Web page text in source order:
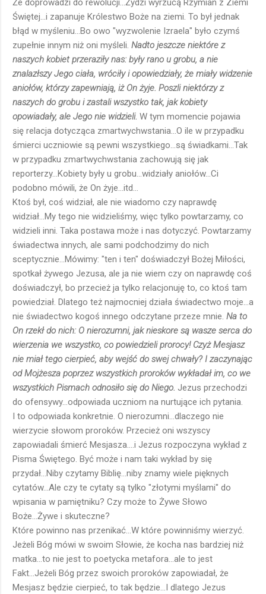
Że doprowadzi do rewolucji...Żydzi wyrzucą Rzymian z Ziemi
Świętej...i zapanuje Królestwo Boże na ziemi. To był jednak
błąd w myśleniu...Bo owo "wyzwolenie Izraela" było czymś
zupełnie innym niż oni myśleli. Nadto jeszcze niektóre z
naszych kobiet przeraziły nas: były rano u grobu, a nie
znalazłszy Jego ciała, wróciły i opowiedziały, że miały widzenie
aniołów, którzy zapewniają, iż On żyje. Poszli niektórzy z
naszych do grobu i zastali wszystko tak, jak kobiety
opowiadały, ale Jego nie widzieli. W tym momencie pojawia
się relacja dotycząca zmartwychwstania...O ile w przypadku
śmierci uczniowie są pewni wszystkiego...są świadkami...Tak
w przypadku zmartwychwstania zachowują się jak
reporterzy...Kobiety były u grobu...widziały aniołów...Ci
podobno mówili, że On żyje...itd...
Ktoś był, coś widział, ale nie wiadomo czy naprawdę
widział...My tego nie widzieliśmy, więc tylko powtarzamy, co
widzieli inni. Taka postawa może i nas dotyczyć. Powtarzamy
świadectwa innych, ale sami podchodzimy do nich
sceptycznie...Mówimy: "ten i ten" doświadczył Bożej Miłości,
spotkał żywego Jezusa, ale ja nie wiem czy on naprawdę coś
doświadczył, bo przecież ja tylko relacjonuję to, co ktoś tam
powiedział. Dlatego też najmocniej działa świadectwo moje...a
nie świadectwo kogoś innego odczytane przeze mnie. Na to
On rzekł do nich: O nierozumni, jak nieskore są wasze serca do
wierzenia we wszystko, co powiedzieli prorocy! Czyż Mesjasz
nie miał tego cierpieć, aby wejść do swej chwały? I zaczynając
od Mojżesza poprzez wszystkich proroków wykładał im, co we
wszystkich Pismach odnosiło się do Niego. Jezus przechodzi
do ofensywy...odpowiada uczniom na nurtujące ich pytania.
I to odpowiada konkretnie. O nierozumni...dlaczego nie
wierzycie słowom proroków. Przecież oni wszyscy
zapowiadali śmierć Mesjasza....i Jezus rozpoczyna wykład z
Pisma Świętego. Być może i nam taki wykład by się
przydał...Niby czytamy Biblię...niby znamy wiele pięknych
cytatów...Ale czy te cytaty są tylko "złotymi myślami" do
wpisania w pamiętniku? Czy może to Żywe Słowo
Boże...Żywe i skuteczne?
Które powinno nas przenikać...W które powinniśmy wierzyć.
Jeżeli Bóg mówi w swoim Słowie, że kocha nas bardziej niż
matka...to nie jest to poetycka metafora...ale to jest
Fakt...Jeżeli Bóg przez swoich proroków zapowiadał, że
Mesjasz będzie cierpieć, to tak będzie...I dlatego Jezus